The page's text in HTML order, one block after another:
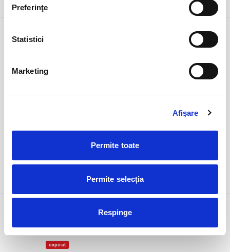
Preferinţe
Statistici
Marketing
Afişare
Permite toate
Permite selecția
Respinge
DETALII
expirat
antimotivationala
Bucuresti, FF Theatre - Centru Vechi